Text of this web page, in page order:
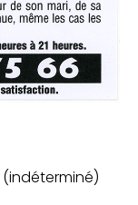
(indéterminé)